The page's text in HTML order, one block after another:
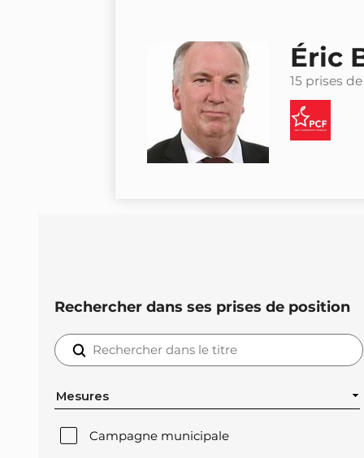
Éric
15 prises
Rechercher dans ses prises de position
Mesures
Campagne municipale